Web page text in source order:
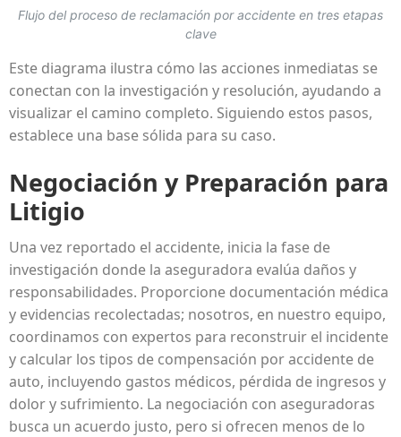
Flujo del proceso de reclamación por accidente en tres etapas
clave
Este diagrama ilustra cómo las acciones inmediatas se
conectan con la investigación y resolución, ayudando a
visualizar el camino completo. Siguiendo estos pasos,
establece una base sólida para su caso.
Negociación y Preparación para
Litigio
Una vez reportado el accidente, inicia la fase de
investigación donde la aseguradora evalúa daños y
responsabilidades. Proporcione documentación médica
y evidencias recolectadas; nosotros, en nuestro equipo,
coordinamos con expertos para reconstruir el incidente
y calcular los tipos de compensación por accidente de
auto, incluyendo gastos médicos, pérdida de ingresos y
dolor y sufrimiento. La negociación con aseguradoras
busca un acuerdo justo, pero si ofrecen menos de lo